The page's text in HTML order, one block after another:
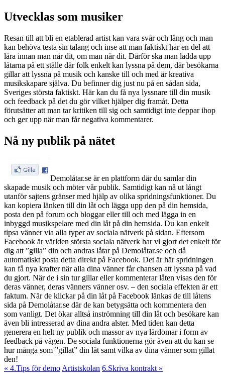
Utvecklas som musiker
Resan till att bli en etablerad artist kan vara svår och lång och man
kan behöva testa sin talang och inse att man faktiskt har en del att
lära innan man når dit, om man når dit. Därför ska man ladda upp
låtarna på ett ställe där folk enkelt kan lyssna på dem, där besökarna
gillar att lyssna på musik och kanske till och med är kreativa
musikskapare själva. Du befinner dig just nu på en sådan sida,
Sveriges största faktiskt. Här kan du få nya lyssnare till din musik
och feedback på det du gör vilket hjälper dig framåt. Detta
förutsätter att man tar kritiken till sig och samtidigt inte deppar ihop
och ger upp när man får negativa kommentarer.
Nå ny publik på nätet
Demolåtar.se är en plattform där du samlar din
skapade musik och möter vår publik. Samtidigt kan nå ut långt
utanför sajtens gränser med hjälp av olika spridningsfunktioner. Du
kan kopiera länken till din låt och lägga upp den på din hemsida,
posta den på forum och bloggar eller till och med lägga in en
inbyggd musikspelare med din låt på din hemsida. Du kan enkelt
tipsa vänner via alla typer av sociala nätverk på sidan. Eftersom
Facebook är världen största sociala nätverk har vi gjort det enkelt för
dig att ”gilla” din och andras låtar på Demolåtar.se och då
automatiskt posta detta direkt på Facebook. Det är här spridningen
kan få nya krafter när alla dina vänner får chansen att lyssna på vad
du gjort. När de i sin tur gillar eller kommenterar låten visas den för
deras vänner, deras vänners vänner osv. – den sociala effekten är ett
faktum. När de klickar på din låt på Facebook länkas de till låtens
sida på Demolåtar.se där de kan betygsätta och kommentera den
som vanligt. Det ökar alltså inströmning till din låt och besökare kan
även bli intresserad av dina andra alster. Med tiden kan detta
generera en helt ny publik och massor av nya lärdomar i form av
feedback på vägen. De sociala funktionerna gör även att du kan se
hur många som ”gillat” din låt samt vilka av dina vänner som gillat
den!
« 4.Tips för demo Artistskolan 6.Skriva kontrakt »